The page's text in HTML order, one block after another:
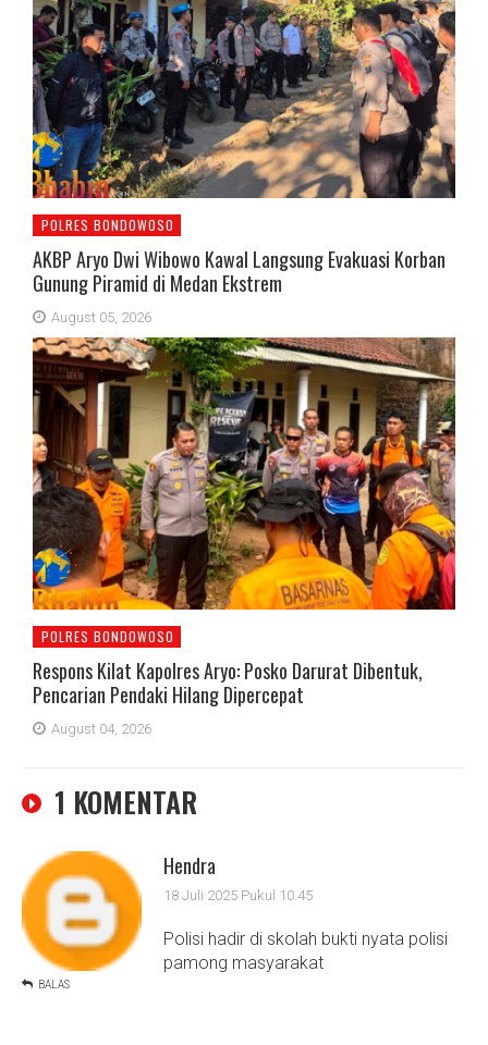
POLRES BONDOWOSO
AKBP Aryo Dwi Wibowo Kawal Langsung Evakuasi Korban
Gunung Piramid di Medan Ekstrem
August 05, 2026
POLRES BONDOWOSO
Respons Kilat Kapolres Aryo: Posko Darurat Dibentuk,
Pencarian Pendaki Hilang Dipercepat
August 04, 2026
1 KOMENTAR
Hendra
18 Juli 2025 Pukul 10.45
Polisi hadir di skolah bukti nyata polisi
pamong masyarakat
BALAS